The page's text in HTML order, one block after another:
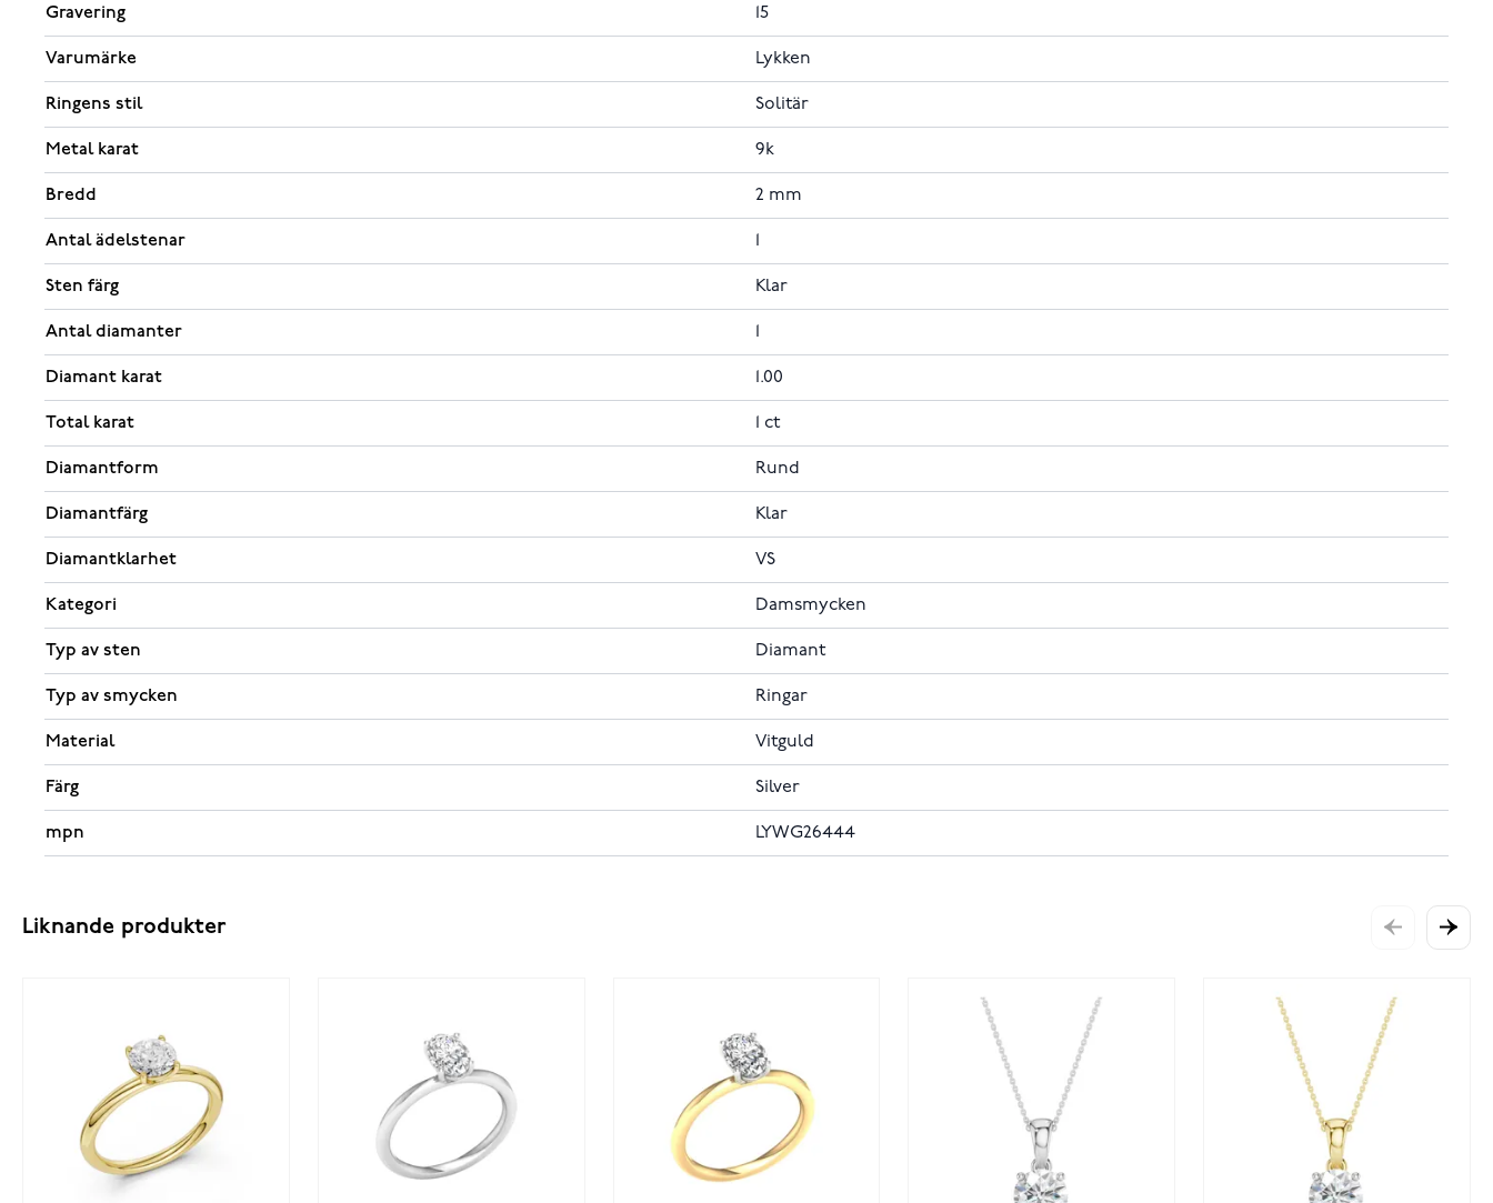
Gravering 15
Varumärke Lykken
Ringens stil Solitär
Metal karat 9k
Bredd 2 mm
Antal ädelstenar
Sten färg Klar
Antal diamanter
Diamant karat 1.00
Total karat 1 ct
Diamantform Rund
Diamantfärg Klar
Diamantklarhet VS
Kategori Damsmycken
Typ av sten Diamant
Typ av smycken Ringar
Material Vitguld
Färg Silver
mpn LYWG26444
Liknande produkter